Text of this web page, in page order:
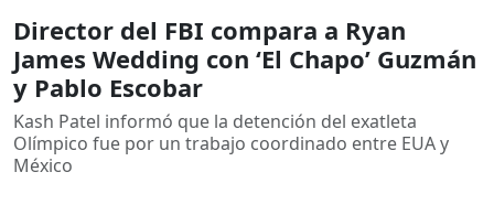
Director del FBI compara a Ryan
James Wedding con ‘El Chapo’ Guzmán
y Pablo Escobar
Kash Patel informó que la detención del exatleta
Olímpico fue por un trabajo coordinado entre EUA y
México